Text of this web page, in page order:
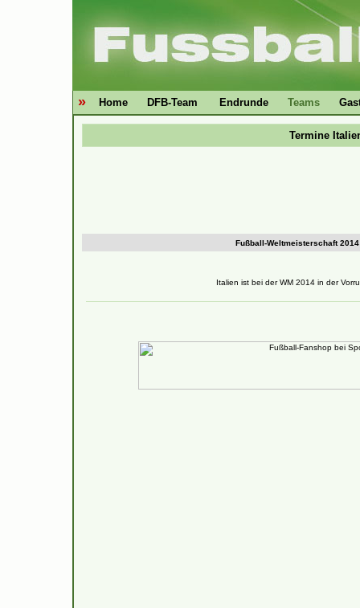
» Home DFB-Team Endrunde Teams
Termine
Fußball-Weltmeisterschaft
Italien ist bei der WM 2014 in der